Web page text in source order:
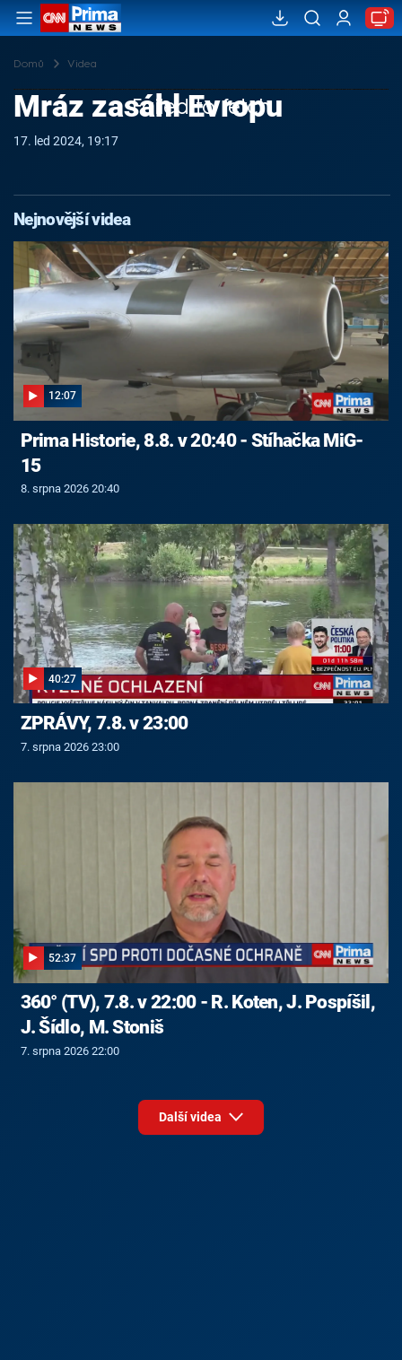
Domů Videa
Failed to fetch
Mráz zasáhl Evropu
17. led 2024, 19:17
Nejnovější videa
12:07
Prima Historie, 8.8. v 20:40 - Stíhačka MiG-
15
8. srpna 2026 20:40
40:27
ZPRÁVY, 7.8. v 23:00
7. srpna 2026 23:00
52:37
360° (TV), 7.8. v 22:00 - R. Koten, J. Pospíšil,
J. Šídlo, M. Stoniš
7. srpna 2026 22:00
Další videa